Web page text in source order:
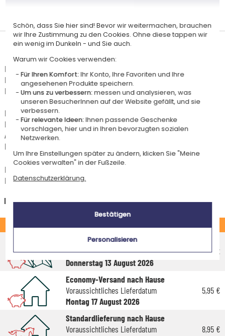
Lieferdatum und Lieferpreis
Dieser Artikel wird in unserem Atelier in Toulouse personalisiert.
Er ist für das Angebot "Versandkostenfrei ab 85 € Warenwert" mit der
Hermes-Standardlieferung berechtigt.
Für jede Bestellung unter 85 € gelten die unten aufgeführten
Lieferkosten für den Kauf dieses Artikels.
Artikel, die in unserem Atelier personalisiert werden (etwa 95% unserer
Produkte), sind mit dem Logo
Das Voraussichtliche Lieferdatum ist nur bei einer Zahlung per PayPal,
Kreditkarte oder Sofortüberweisung gültig.
Deutschland
Economy-Versand an einen Paketshop
Voraussichtliches Lieferdatum
Donnerstag 13 August 2026
4,95 €
Economy-Versand nach Hause
Voraussichtliches Lieferdatum
Montag 17 August 2026
5,95 €
Standardlieferung nach Hause
Voraussichtliches Lieferdatum
8,95 €
Schön, dass Sie hier sind! Bevor wir weitermachen, brauchen
wir Ihre Zustimmung zu den Cookies. Ohne diese tappen wir
ein wenig im Dunkeln - und Sie auch.
Warum wir Cookies verwenden:
Für Ihren Komfort:Ihr Konto, Ihre Favoriten und Ihre
angesehenen Produkte speichern.
Um uns zu verbessern:messen und analysieren, was
unseren BesucherInnen auf der Website gefällt, und sie
verbessern.
Für relevante Ideen:Ihnen passende Geschenke
vorschlagen, hier und in Ihren bevorzugten sozialen
Netzwerken.
Um Ihre Einstellungen später zu ändern, klicken Sie "Meine
Cookies verwalten" in der Fußzeile.
Datenschutzerklärung.
Bestätigen
Personalisieren